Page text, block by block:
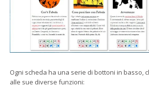
Ogni scheda ha una serie di bottoni in basso,
alle sue diverse funzioni: